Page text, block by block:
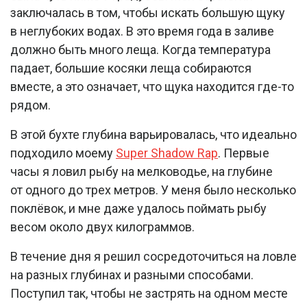
заключалась в том, чтобы искать большую щуку
в неглубоких водах. В это время года в заливе
должно быть много леща. Когда температура
падает, большие косяки леща собираются
вместе, а это означает, что щука находится где-то
рядом.
В этой бухте глубина варьировалась, что идеально
подходило моему Super Shadow Rap. Первые
часы я ловил рыбу на мелководье, на глубине
от одного до трех метров. У меня было несколько
поклёвок, и мне даже удалось поймать рыбу
весом около двух килограммов.
В течение дня я решил сосредоточиться на ловле
на разных глубинах и разными способами.
Поступил так, чтобы не застрять на одном месте